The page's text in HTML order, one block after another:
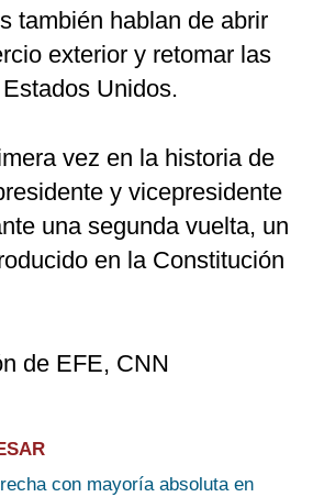
también hablan de abrir
exterior y retomar las
Unidos.
vez en la historia de
y vicepresidente
una segunda vuelta, un
en la Constitución
de EFE, CNN
con mayoría absoluta en